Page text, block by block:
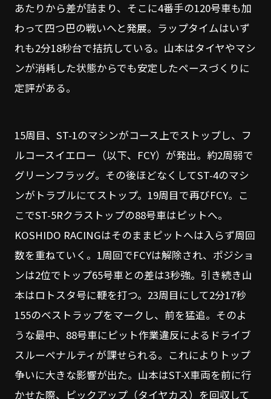
あたりから差が詰まり、そこに4番手の120号車も加
わって四つ巴の戦いへと発展。ラップタイムはいず
れも2分18秒台で拮抗している。山本はタイヤやマシ
ンが消耗した状態からでも安定したペースづくりに
定評がある。
15周目、ST-1のマシンがコース上でストップし、フ
ルコースイエロー（以下、FCY）が発出。約2周弱で
グリーンフラッグ。その後ほどなくしてST-4のマシ
ンがトラブルにてストップ。19周目で再びFCY。こ
こでST-5Rクラストップの88号車はピットへ。
KOSHIDO RACINGはそのままピットへは入らず周回
数を重ねていく。1周回でFCYは解除され、ポジショ
ンは2位でトップ65号車との差は3秒強。引き続き山
本はロトスタ号に鞭を打つ。23周目にして2分17秒
155のベストラップをマークし、前を猛追。そのよ
うな最中、88号車にピット作業違反によるドライブ
スルーペナルティが課せられる。これによりトップ
争いに大きな影響が出た。山本はST-X車両を前に行
かせた際、ピックアップ（タイヤカス）を回収して